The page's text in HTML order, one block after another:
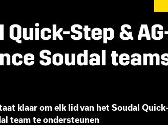
Quick-Step &
Soudal
klaar om elk lid van het Soudal
team te ondersteunen